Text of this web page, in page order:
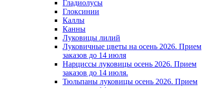
Гладиолусы
Глоксинии
Каллы
Канны
Луковицы лилий
Луковичные цветы на осень 2026. Прием
заказов до 14 июля
Нарциссы луковицы осень 2026. Прием
заказов до 14 июля.
Тюльпаны луковицы осень 2026. Прием